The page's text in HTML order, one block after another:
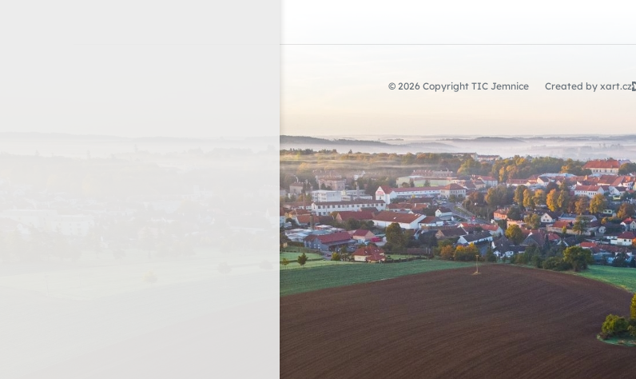
© 2026 Copyright TIC Jemnice Created by xart.cz